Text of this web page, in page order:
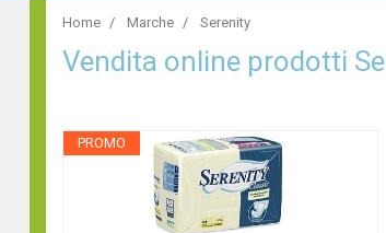
Home Marche Serenity
Vendita online prodotti
PROMO